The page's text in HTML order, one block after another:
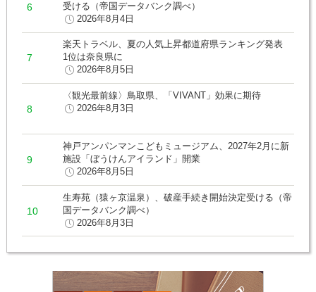
受ける（帝国データバンク調べ）
2026年8月4日
楽天トラベル、夏の人気上昇都道府県ランキング発表
1位は奈良県に
2026年8月5日
〈観光最前線〉鳥取県、「VIVANT」効果に期待
2026年8月3日
神戸アンパンマンこどもミュージアム、2027年2月に新
施設「ぼうけんアイランド」開業
2026年8月5日
生寿苑（猿ヶ京温泉）、破産手続き開始決定受ける（帝
国データバンク調べ）
2026年8月3日